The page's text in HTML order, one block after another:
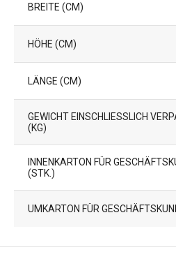
BREITE (CM)
HÖHE (CM)
LÄNGE (CM)
GEWICHT EINSCHLIESSLICH
KG)
INNENKARTON FÜR
(STK.)
UMKARTON FÜR